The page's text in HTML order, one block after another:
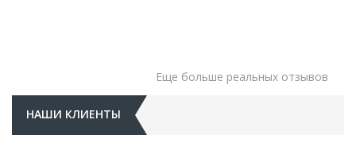
Еще больше реальных отзывов
НАШИ КЛИЕНТЫ